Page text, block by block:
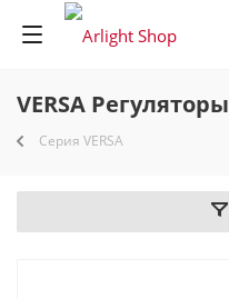
VERSA Регуляторы
Серия VERSA